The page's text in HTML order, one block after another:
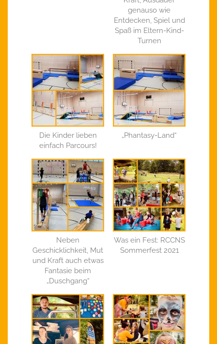
genauso wie
Entdecken, Spiel und
Spaß im Eltern-Kind-
Turnen
Die Kinder lieben
einfach Parcours!
„Phantasy-Land“
Neben
Geschicklichkeit, Mut
und Kraft auch etwas
Fantasie beim
„Duschgang“
Was ein Fest: RCCNS
Sommerfest 2021